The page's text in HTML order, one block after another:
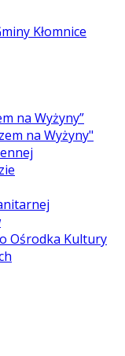
Kłomnice
na Wyżyny”
na Wyżyny"
Ośrodka Kultury